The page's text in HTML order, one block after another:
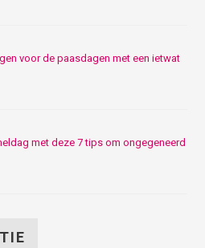
voor de paasdagen met een ietwat
met deze 7 tips om ongegeneerd